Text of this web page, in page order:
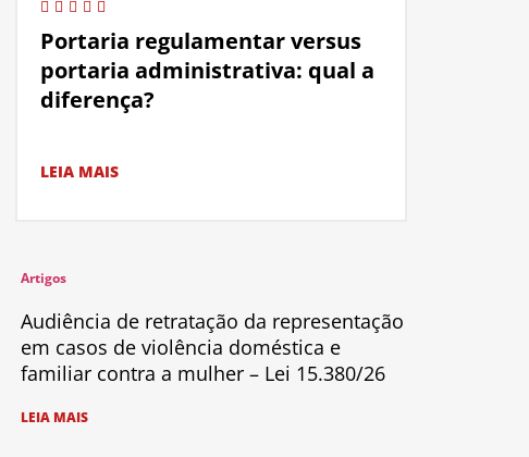
Portaria regulamentar versus
portaria administrativa: qual a
diferença?
LEIA MAIS
Artigos
Audiência de retratação da representação
em casos de violência doméstica e
familiar contra a mulher – Lei 15.380/26
LEIA MAIS